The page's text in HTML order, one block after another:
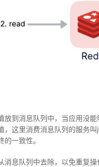
放到 消息队列 中，当应用没
这里消费消息队列的服务
一致性。
息队列中去除，以免重复